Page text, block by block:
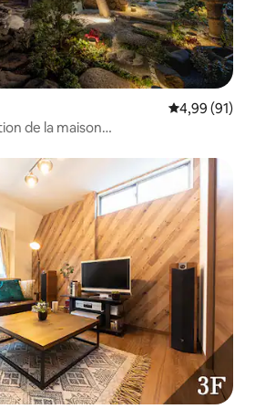
Évaluation
4,99 (91)
de la maison